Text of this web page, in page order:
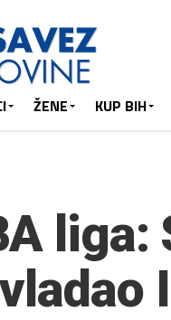
ŽENE KUP BIH
liga: